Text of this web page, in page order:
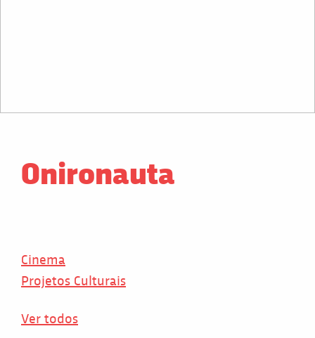
Onironauta
Cinema
Projetos Culturais
Ver todos